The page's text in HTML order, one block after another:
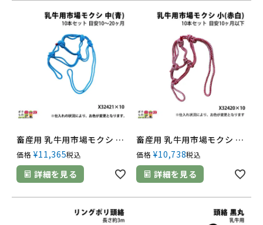
畜産用 乳牛用市場モクシ 中 青 10本セット X32421 酪農用品 農業 農作業
価格 ¥11,365税込
詳細を見る
畜産用 乳牛用市場モクシ 小 赤白 10本セット X32420 酪農用品 農業 農作業
価格 ¥10,738税込
詳細を見る